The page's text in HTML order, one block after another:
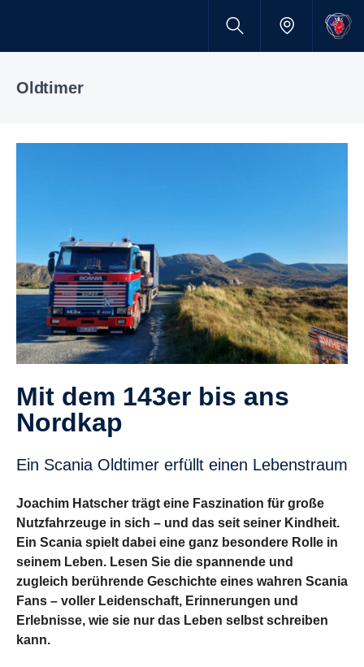
Oldtimer
Mit dem 143er bis ans
Nordkap
Ein Scania Oldtimer erfüllt einen Lebens­traum
Joachim Hatscher trägt eine Faszination für große
Nutzfahrzeuge in sich – und das seit seiner Kindheit.
Ein Scania spielt dabei eine ganz besondere Rolle in
seinem Leben. Lesen Sie die spannende und
zugleich berührende Geschichte eines wahren Scania
Fans – voller Leidenschaft, Erinnerungen und
Erlebnisse, wie sie nur das Leben selbst schreiben
kann.